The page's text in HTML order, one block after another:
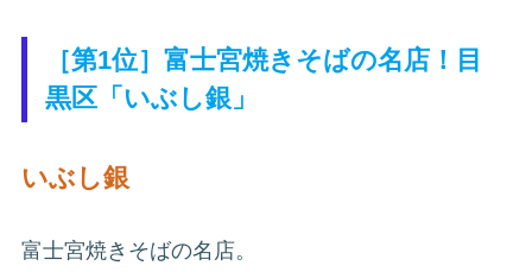
［第1位］富士宮焼きそばの名店！目
黒区「いぶし銀」
いぶし銀
富士宮焼きそばの名店。